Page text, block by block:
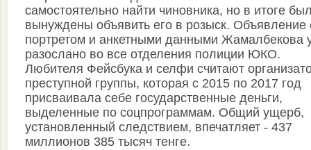
самостоятельно найти чиновника, но в итоге
вынуждены объявить его в розыск. Объявление
портретом и анкетными данными Жамалбекова
разослано во все отделения полиции ЮКО.
Любителя Фейсбука и селфи считают
преступной группы, которая с 2015 по 2017 год
присваивала себе государственные деньги,
выделенные по соцпрограммам. Общий ущерб,
установленный следствием, впечатляет - 437
миллионов 385 тысяч тенге.